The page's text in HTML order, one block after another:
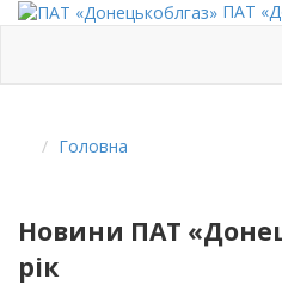
ПАТ
Головна
Новини ПАТ
рік